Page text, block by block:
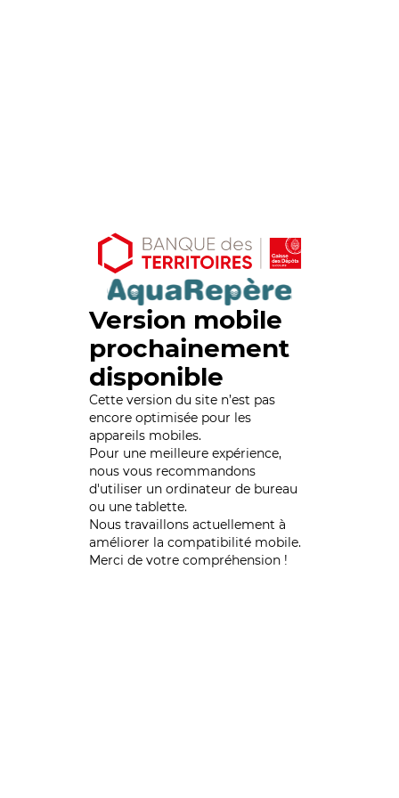
Version mobile
prochainement
disponible
Cette version du site n’est pas
encore optimisée pour les
appareils mobiles.
Pour une meilleure expérience,
nous vous recommandons
d'utiliser un ordinateur de bureau
ou une tablette.
Nous travaillons actuellement à
améliorer la compatibilité mobile.
Merci de votre compréhension !